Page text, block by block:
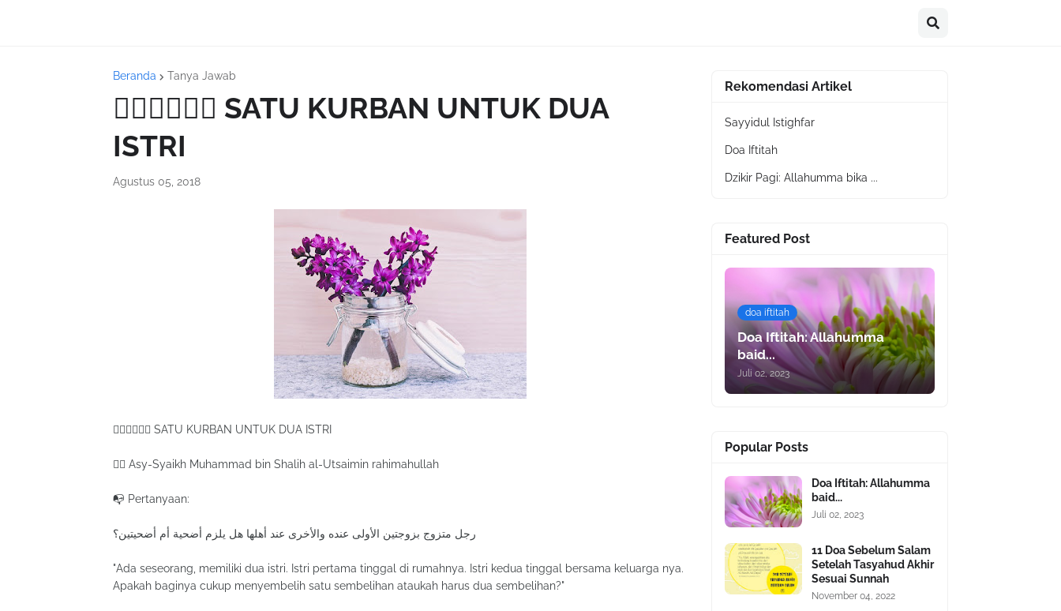
Beranda Tanya Jawab
✋🏻✌🏻🌸🌺 SATU KURBAN UNTUK DUA
ISTRI
Agustus 05, 2018
✋🏻✌🏻🌸🌺 SATU KURBAN UNTUK DUA ISTRI
✍🏻 Asy-Syaikh Muhammad bin Shalih al-Utsaimin rahimahullah
📭 Pertanyaan:
رجل متزوج بزوجتين الأولى عنده والأخرى عند أهلها هل يلزم أضحية أم أضحيتين؟
"Ada seseorang, memiliki dua istri. Istri pertama tinggal di rumahnya. Istri kedua tinggal bersama keluarga nya.
Apakah baginya cukup menyembelih satu sembelihan ataukah harus dua sembelihan?"
Rekomendasi Artikel
Sayyidul Istighfar
Doa Iftitah
Dzikir Pagi: Allahumma bika ...
Featured Post
doa iftitah
Doa Iftitah: Allahumma
baid...
Juli 02, 2023
Popular Posts
Doa Iftitah: Allahumma
baid...
Juli 02, 2023
11 Doa Sebelum Salam
Setelah Tasyahud Akhir
Sesuai Sunnah
November 04, 2022